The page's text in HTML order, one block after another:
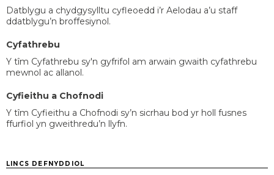
Datblygu a chydgysylltu cyfleoedd i’r Aelodau a’u staff
ddatblygu’n broffesiynol.
Cyfathrebu
Y tîm Cyfathrebu sy'n gyfrifol am arwain gwaith cyfathrebu
mewnol ac allanol.
Cyfieithu a Chofnodi
Y tîm Cyfieithu a Chofnodi sy’n sicrhau bod yr holl fusnes
ffurfiol yn gweithredu’n llyfn.
LINCS DEFNYDDIOL